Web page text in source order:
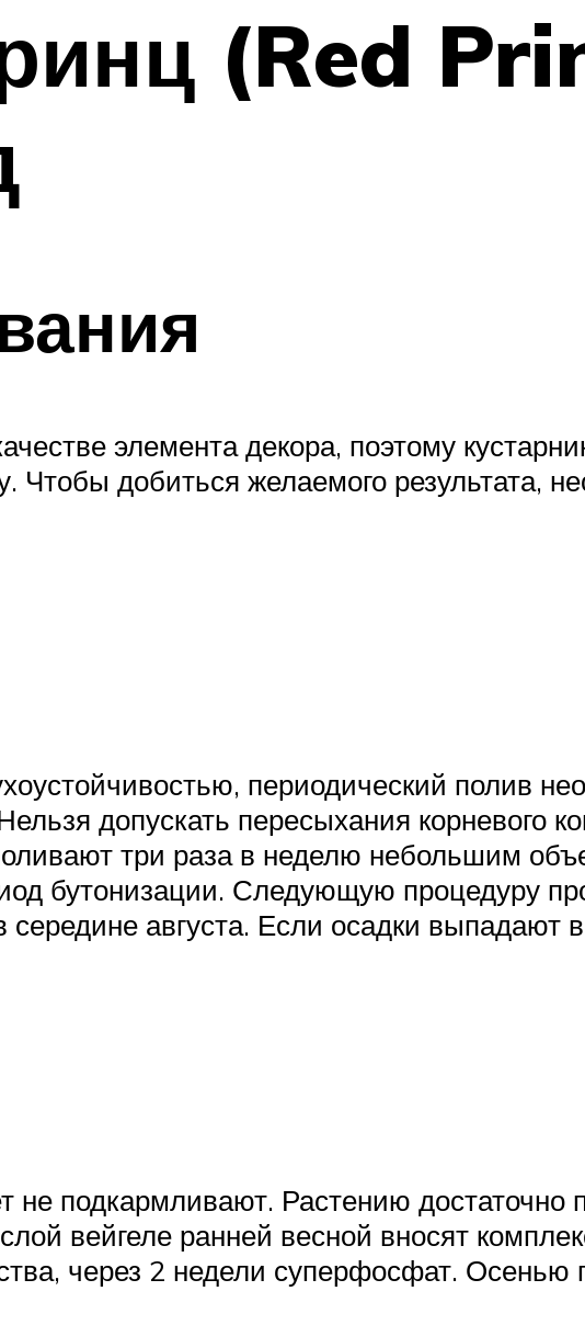
(Red
элемента декора, поэтому
добиться желаемого результата,
периодический полив
допускать пересыхания корневого
три раза в неделю небольшим
бутонизации. Следующую процедуру
августа. Если осадки выпадают
подкармливают. Растению достаточно
вейгеле ранней весной вносят
через 2 недели суперфосфат. Осенью